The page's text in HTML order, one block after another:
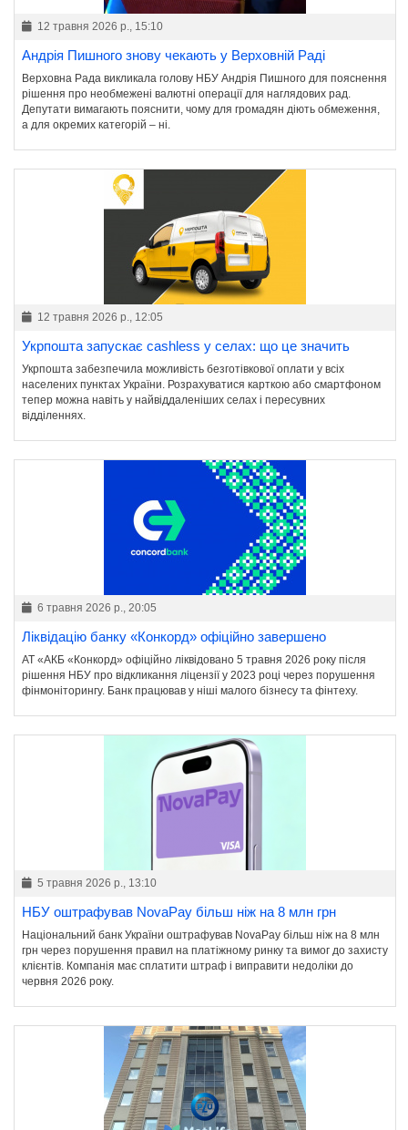
12 травня 2026 р., 15:10
Андрія Пишного знову чекають у Верховній Раді
Верховна Рада викликала голову НБУ Андрія Пишного для пояснення
рішення про необмежені валютні операції для наглядових рад.
Депутати вимагають пояснити, чому для громадян діють обмеження,
а для окремих категорій – ні.
12 травня 2026 р., 12:05
Укрпошта запускає cashless у селах: що це значить
Укрпошта забезпечила можливість безготівкової оплати у всіх
населених пунктах України. Розрахуватися карткою або смартфоном
тепер можна навіть у найвіддаленіших селах і пересувних
відділеннях.
6 травня 2026 р., 20:05
Ліквідацію банку «Конкорд» офіційно завершено
АТ «АКБ «Конкорд» офіційно ліквідовано 5 травня 2026 року після
рішення НБУ про відкликання ліцензії у 2023 році через порушення
фінмоніторингу. Банк працював у ніші малого бізнесу та фінтеху.
5 травня 2026 р., 13:10
НБУ оштрафував NovaPay більш ніж на 8 млн грн
Національний банк України оштрафував NovaPay більш ніж на 8 млн
грн через порушення правил на платіжному ринку та вимог до захисту
клієнтів. Компанія має сплатити штраф і виправити недоліки до
червня 2026 року.